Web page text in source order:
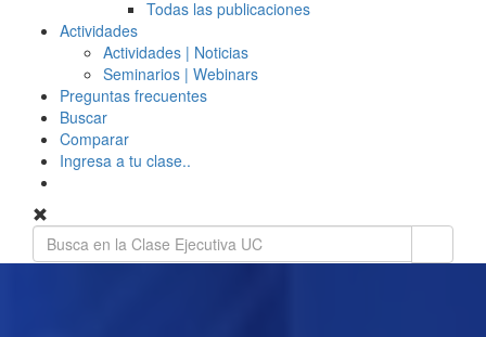
Todas las publicaciones
Actividades
Actividades | Noticias
Seminarios | Webinars
Preguntas frecuentes
Buscar
Comparar
Ingresa a tu clase..